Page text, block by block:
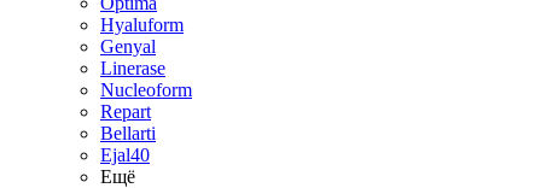
Hyaluform
Genyal
Linerase
Nucleoform
Repart
Bellarti
Ejal40
Ещё